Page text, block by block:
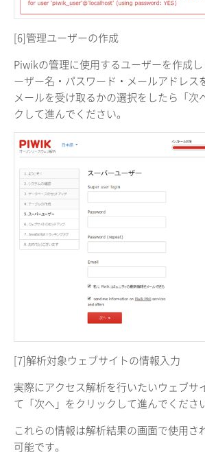
[6]管理ユーザーの作成
Piwikの管理に使用するユーザーを作成
ーザー名・パスワード・メールアドレス
メールを受け取るかの選択をしたら「次
クして進んでください。
[7]解析対象ウェブサイトの情報入力
実際にアクセス解析を行いたいウェブサ
て「次へ」をクリックして進んでくださ
これらの情報は解析結果の画面で使用さ
可能です。